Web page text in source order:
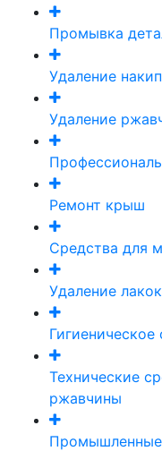
Промывка
Удаление
Удаление
Ремонт крыш
Средства для
Удаление
Технические
ржавчины
Промышленные